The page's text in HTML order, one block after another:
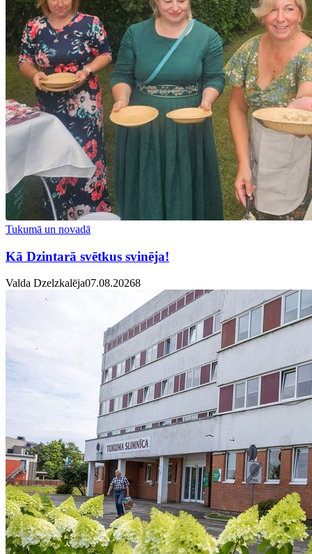
Tukumā un novadā
Kā Dzintarā svētkus svinēja!
Valda Dzelzkalēja07.08.20268